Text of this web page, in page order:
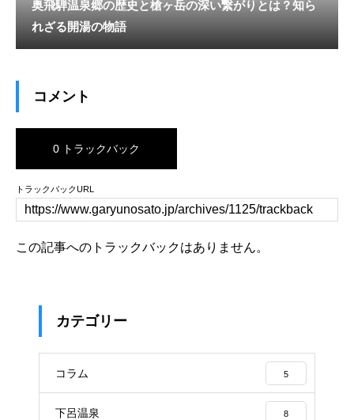
奥飛騨温泉郷の歴史と槍ヶ岳の深い繋がりとは？知ら
れざる開湯の物語
コメント
0 トラックバック
トラックバックURL
この記事へのトラックバックはありません。
カテゴリー
コラム 5
下呂温泉 8